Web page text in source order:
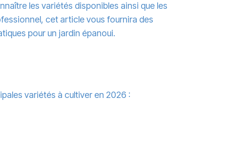
les variétés disponibles ainsi que les
cet article vous fournira des
pour un jardin épanoui.
variétés à cultiver en 2026 :